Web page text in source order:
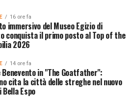
16 ore fa
immersivo del Museo Egizio di
conquista il primo posto al Top of the
2026
14 ore fa
Benevento in "The Goatfather":
cita la città delle streghe nel nuovo
Espo